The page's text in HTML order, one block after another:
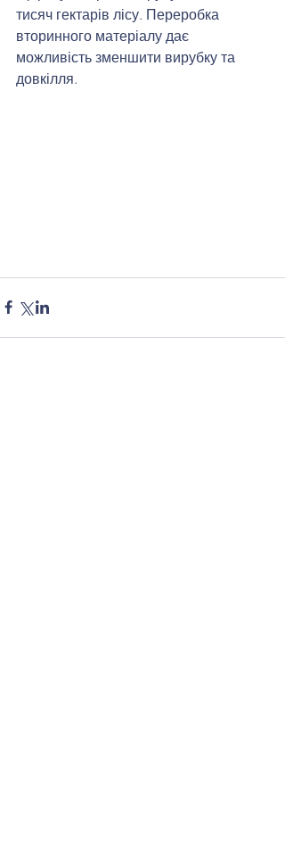
тисяч гектарів лісу. Переробка
вторинного матеріалу дає
можливість зменшити вирубку та
довкілля.